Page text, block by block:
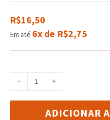
R$16,50
Em até 6x de R$2,75
ADICIONAR